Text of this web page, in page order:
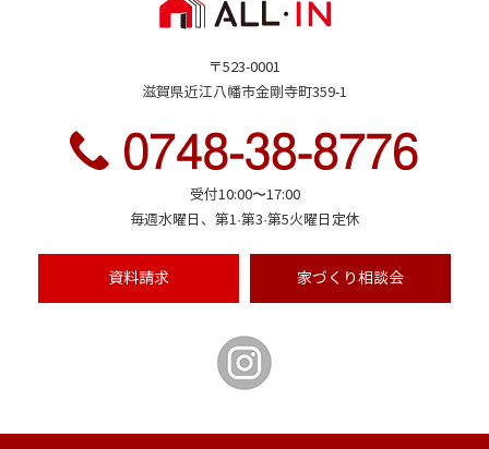
〒523-0001
滋賀県近江八幡市金剛寺町359-1
受付10:00〜17:00
毎週水曜日、第1·第3·第5火曜日定休
資料請求 家づくり相談会